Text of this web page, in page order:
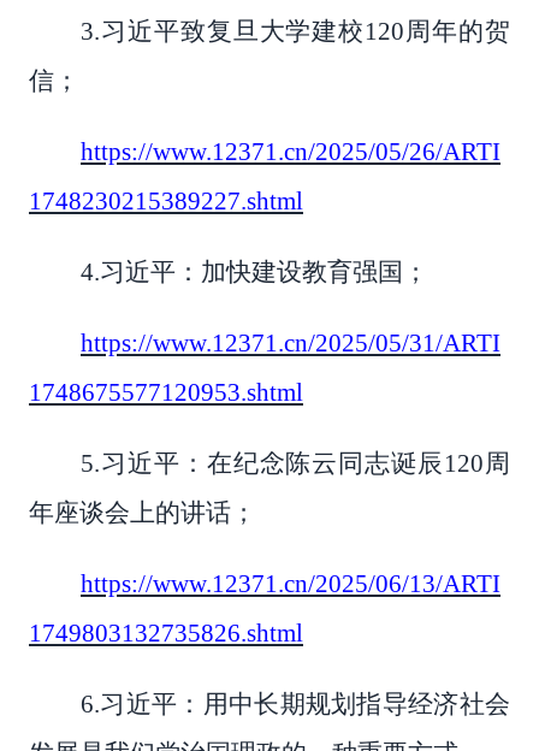
3.习近平致复旦大学建校120周年的贺
信；
https://www.12371.cn/2025/05/26/ARTI
1748230215389227.shtml
4.习近平：加快建设教育强国；
https://www.12371.cn/2025/05/31/ARTI
1748675577120953.shtml
5.习近平：在纪念陈云同志诞辰120周
年座谈会上的讲话；
https://www.12371.cn/2025/06/13/ARTI
1749803132735826.shtml
6.习近平：用中长期规划指导经济社会